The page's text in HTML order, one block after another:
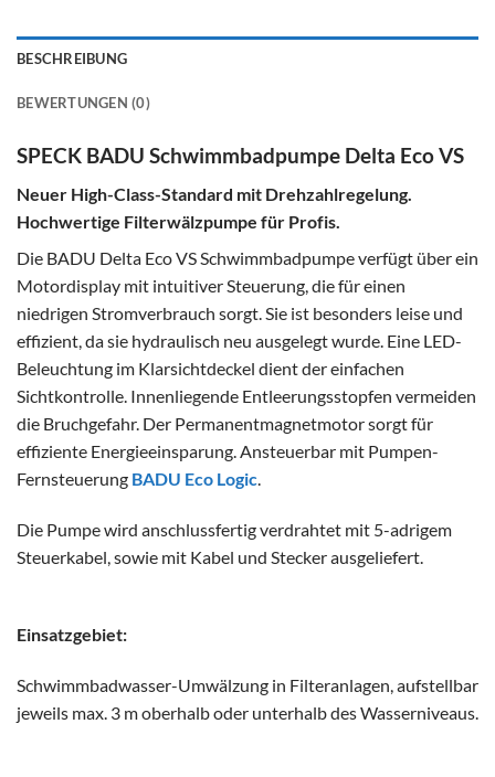
BESCHREIBUNG
BEWERTUNGEN (0)
SPECK BADU Schwimmbadpumpe Delta Eco VS
Neuer High-Class-Standard mit Drehzahlregelung.
Hochwertige Filterwälzpumpe für Profis.
Die BADU Delta Eco VS Schwimmbadpumpe verfügt über ein
Motordisplay mit intuitiver Steuerung, die für einen
niedrigen Stromverbrauch sorgt. Sie ist besonders leise und
effizient, da sie hydraulisch neu ausgelegt wurde. Eine LED-
Beleuchtung im Klarsichtdeckel dient der einfachen
Sichtkontrolle. Innenliegende Entleerungsstopfen vermeiden
die Bruchgefahr. Der Permanentmagnetmotor sorgt für
effiziente Energieeinsparung. Ansteuerbar mit Pumpen-
Fernsteuerung BADU Eco Logic
Die Pumpe wird anschlussfertig verdrahtet mit 5-adrigem
Steuerkabel, sowie mit Kabel und Stecker ausgeliefert.
Einsatzgebiet:
Schwimmbadwasser-Umwälzung in Filteranlagen, aufstellbar
jeweils max. 3 m oberhalb oder unterhalb des Wasserniveaus.